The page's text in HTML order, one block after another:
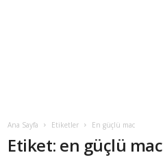
Ana Sayfa Etiketler En güçlü mac
Etiket: en güçlü mac